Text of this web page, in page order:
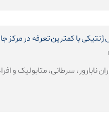
با کمترین تعرفه در مرکز
نابارور، سرطانی، متابولیک